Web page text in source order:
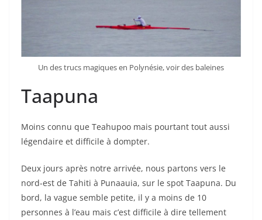
Un des trucs magiques en Polynésie, voir des baleines
Taapuna
Moins connu que Teahupoo mais pourtant tout aussi
légendaire et difficile à dompter.
Deux jours après notre arrivée, nous partons vers le
nord-est de Tahiti à Punaauia, sur le spot Taapuna. Du
bord, la vague semble petite, il y a moins de 10
personnes à l’eau mais c’est difficile à dire tellement